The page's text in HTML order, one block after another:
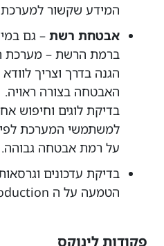
המידע שקשור
אבטחת רשת – גם
ברמת הרשת – מערכת
הגנה בדרך וצריך
האבטחה בצורה ראויה.
בדיקת לוגים וחיפוש
למשתמשי המערכת
על רמת אבטחה גבוהה.
בדיקת עדכונים
הטמעה על ה production.
פקודות לינוקס